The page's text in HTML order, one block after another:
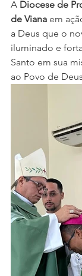
A Diocese de
de Viana em
a Deus que o
iluminado e
Santo em sua
ao Povo de